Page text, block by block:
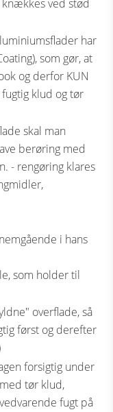
ved stød
har
som gør, at
og derfor KUN
klud og tør
skal man
berøring med
- rengøring klares
i hans
som holder til
overflade, så
først og derefter
forsigtig under
tør klud,
fugt på